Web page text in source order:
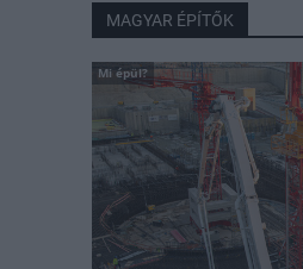
MAGYAR ÉPÍTŐK
Mi épül?